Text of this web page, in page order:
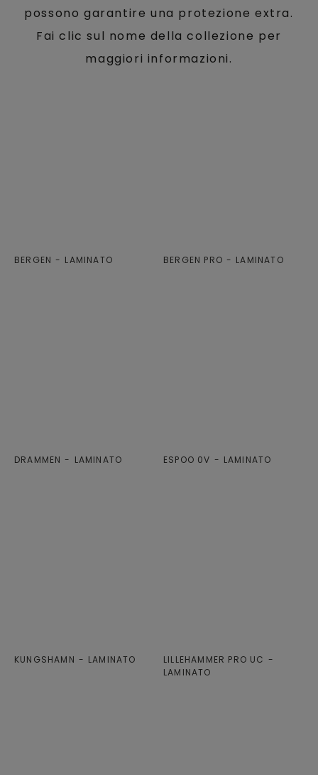
possono garantire una protezione extra.
Fai clic sul nome della collezione per
maggiori informazioni.
BERGEN LAMINATO BERGEN PRO LAMINATO
DRAMMEN LAMINATO ESPOO 0V LAMINATO
KUNGSHAMN LAMINATO
LILLEHAMMER PRO UC
LAMINATO